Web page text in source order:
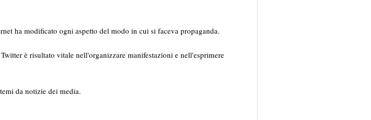
ha modificato ogni aspetto del modo in cui si faceva propaganda.
è risultato vitale nell'organizzare manifestazioni e nell'esprimere
da notizie dei media.